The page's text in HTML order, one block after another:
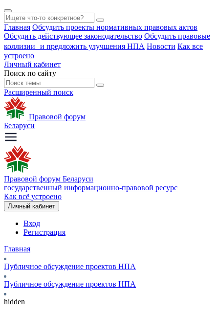
Главная Обсудить проекты нормативных правовых актов
Обсудить действующее законодательство Обсудить правовые
коллизии и предложить улучшения НПА Новости Как все
устроено
Личный кабинет
Поиск по сайту
Расширенный поиск
Правовой форум
Беларуси
Правовой форум Беларуси
государственный информационно-правовой ресурс
Как всё устроено
Личный кабинет
Вход
Регистрация
Главная
Публичное обсуждение проектов НПА
Публичное обсуждение проектов НПА
hidden